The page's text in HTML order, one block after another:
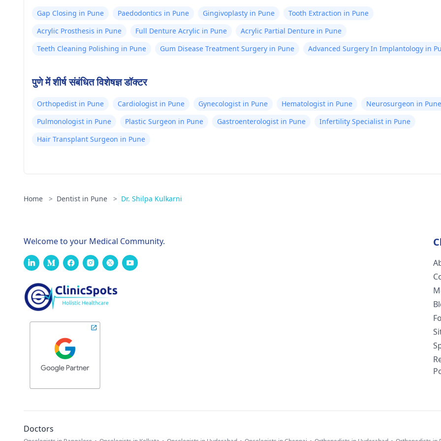
Gap Closing in Pune Paedodontics in Pune Gingivoplasty in Pune
Tooth Extraction in Pune
Acrylic Prosthesis in Pune
Full Denture Acrylic in Pune
Acrylic Partial Denture in Pune
Teeth Cleaning Polishing in Pune
Gum Disease Treatment Surgery in Pune Advanced Surgery In Implantology in
पुणे में शीर्ष संबंधित विशेषज्ञ डॉक्टर
Orthopedist in Pune Cardiologist in Pune Gynecologist in Pune Hematologist in Pune
Neurosurgeon in Pune
Pulmonologist in Pune
Plastic Surgeon in Pune Gastroenterologist in Pune
Infertility Specialist in Pune
Hair Transplant Surgeon in Pune
Home > Dentist in Pune > Dr. Shilpa Kulkarni
Welcome to your Medical Community.
Doctors